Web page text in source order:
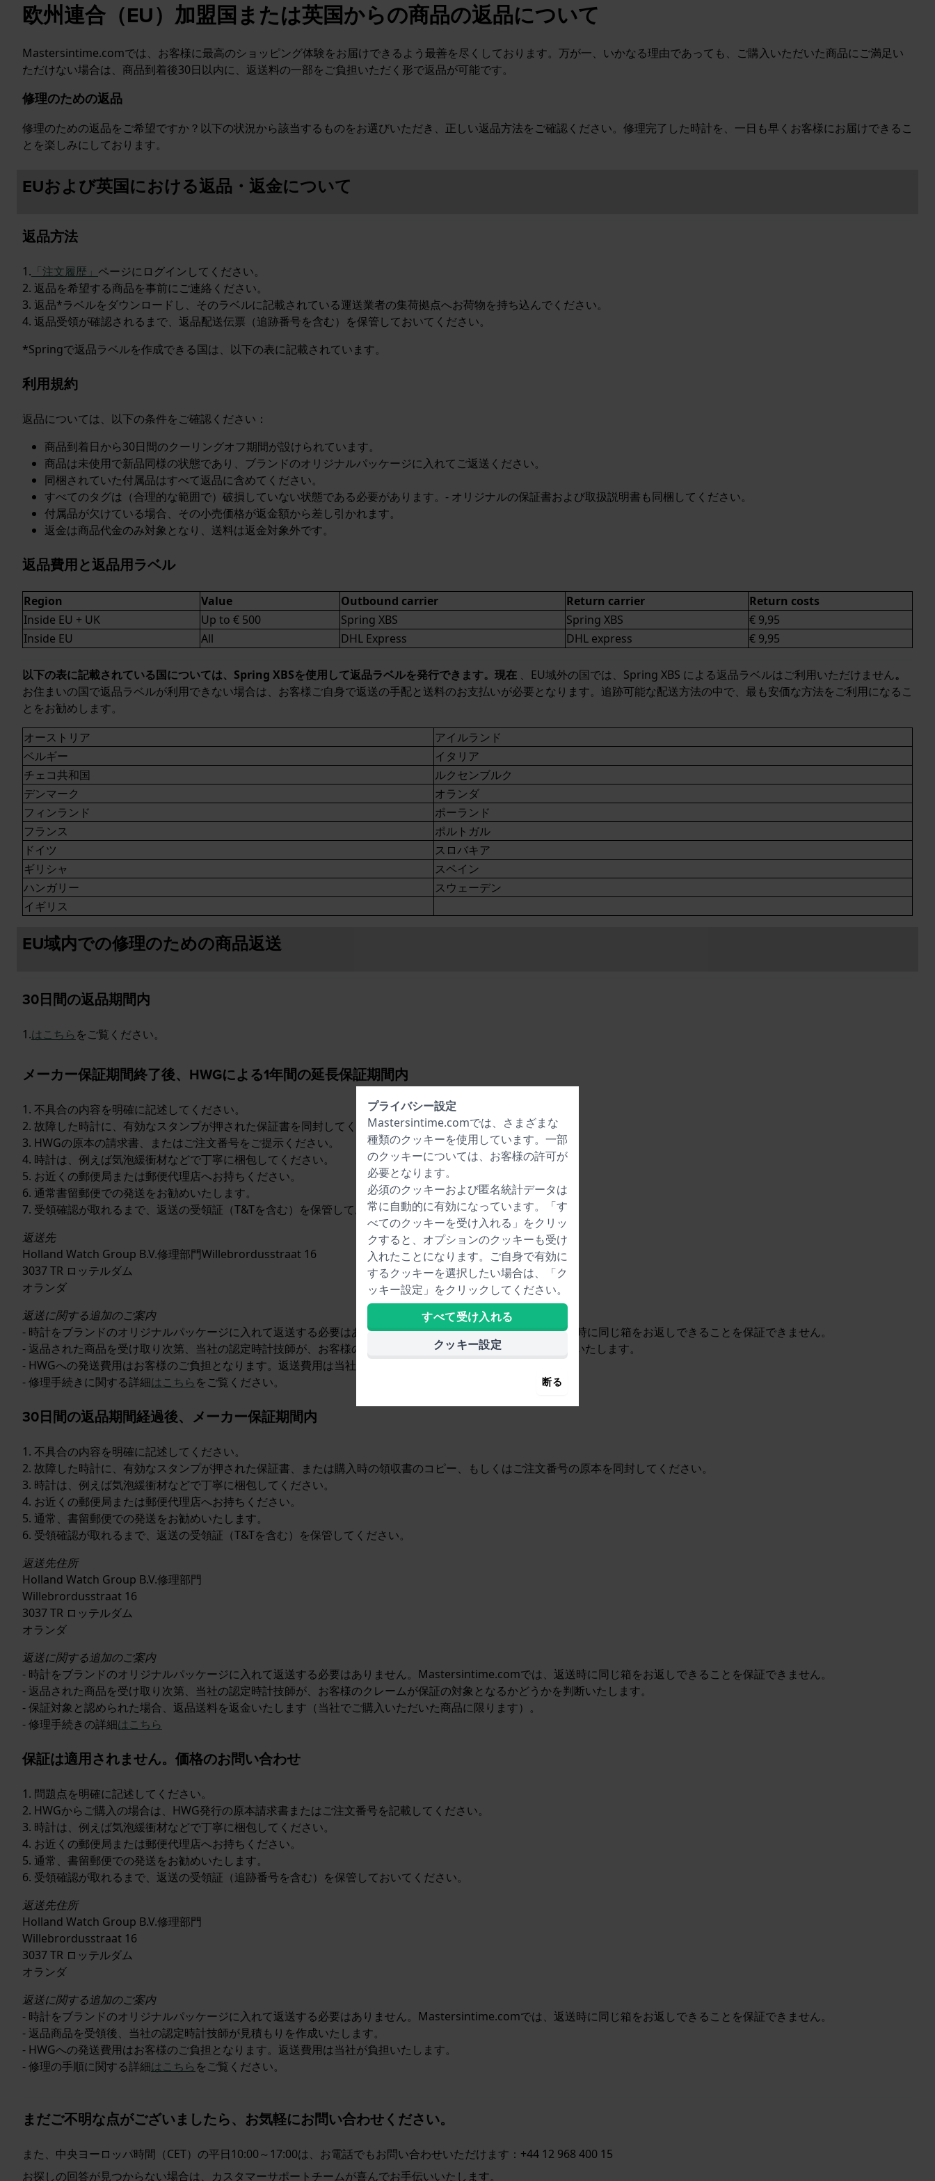
欧州連合（EU）加盟国または英国からの商品の返品について
Mastersintime.comでは、お客様に最高のショッピング体験をお届けできるよう最善を尽くしております。万が一、いかなる理由であっても、ご購入いただいた商品にご満足い
ただけない場合は、商品到着後30日以内に、返送料の一部をご負担いただく形で返品が可能です。
修理のための返品
修理のための返品をご希望ですか？以下の状況から該当するものをお選びいただき、正しい返品方法をご確認ください。修理完了した時計を、一日も早くお客様にお届けできるこ
とを楽しみにしております。
EUおよび英国における返品・返金について
返品方法
1. 「注文履歴」 ページにログインしてください。
2. 返品を希望する商品を事前にご連絡ください。
3. 返品*ラベルをダウンロードし、そのラベルに記載されている運送業者の集荷拠点へお荷物を持ち込んでください。
4. 返品受領が確認されるまで、返品配送伝票（追跡番号を含む）を保管しておいてください。
*Springで返品ラベルを作成できる国は、以下の表に記載されています。
利用規約
返品については、以下の条件をご確認ください：
商品到着日から30日間のクーリングオフ期間が設けられています。
商品は未使用で新品同様の状態であり、ブランドのオリジナルパッケージに入れてご返送ください。
同梱されていた付属品はすべて返品に含めてください。
すべてのタグは（合理的な範囲で）破損していない状態である必要があります。- オリジナルの保証書および取扱説明書も同梱してください。
付属品が欠けている場合、その小売価格が返金額から差し引かれます。
返金は商品代金のみ対象となり、送料は返金対象外です。
返品費用と返品用ラベル
Region Value Outbound carrier Return carrier
Return costs
Inside EU + UK
Up to € 500 Spring XBS Spring XBS
€ 9,95
Inside EU
All DHL Express DHL express € 9,95
以下の表に記載されている国については、Spring XBSを使用して返品ラベルを発行できます。現在 、EU域外の国では、Spring XBS による返品ラベルはご利用いただけません。
お住まいの国で返品ラベルが利用できない場合は、お客様ご自身で返送の手配と送料のお支払いが必要となります。追跡可能な配送方法の中で、最も安価な方法をご利用になるこ
とをお勧めします。
オーストリア
アイルランド
ベルギー
イタリア
チェコ共和国
ルクセンブルク
デンマーク
オランダ
フィンランド
ポーランド
フランス
ポルトガル
ドイツ
スロバキア
ギリシャ
スペイン
ハンガリー
スウェーデン
イギリス
EU域内での修理のための商品返送
30日間の返品期間内
1.はこちら をご覧ください。
メーカー保証期間終了後、HWGによる1年間の延長保証期間内
1. 不具合の内容を明確に記述してください。
2. 故障した時計に、有効なスタンプが押された保証書を同封してください。
3. HWGの原本の請求書、またはご注文番号をご提示ください。
4. 時計は、例えば気泡緩衝材などで丁寧に梱包してください。
5. お近くの郵便局または郵便代理店へお持ちください。
6. 通常書留郵便での発送をお勧めいたします。
7. 受領確認が取れるまで、返送の受領証（T&Tを含む）を保管しておいてください。
返送先
Holland Watch Group B.V.修理部門Willebrordusstraat 16
3037 TR ロッテルダム
オランダ
返送に関する追加のご案内
- 時計をブランドのオリジナルパッケージに入れて返送する必要はありません。Mastersintime.comでは、返送時に同じ箱をお返しできることを保証できません。
- 返品された商品を受け取り次第、当社の認定時計技師が、お客様のご要望が保証の対象となるかどうかを判断いたします。
- HWGへの発送費用はお客様のご負担となります。返送費用は当社が負担いたします。
- 修理手続きに関する詳細はこちら をご覧ください。
30日間の返品期間経過後、メーカー保証期間内
1. 不具合の内容を明確に記述してください。
2. 故障した時計に、有効なスタンプが押された保証書、または購入時の領収書のコピー、もしくはご注文番号の原本を同封してください。
3. 時計は、例えば気泡緩衝材などで丁寧に梱包してください。
4. お近くの郵便局または郵便代理店へお持ちください。
5. 通常、書留郵便での発送をお勧めいたします。
6. 受領確認が取れるまで、返送の受領証（T&Tを含む）を保管してください。
返送先住所
Holland Watch Group B.V.修理部門
Willebrordusstraat 16
3037 TR ロッテルダム
オランダ
返送に関する追加のご案内
- 時計をブランドのオリジナルパッケージに入れて返送する必要はありません。Mastersintime.comでは、返送時に同じ箱をお返しできることを保証できません。
- 返品された商品を受け取り次第、当社の認定時計技師が、お客様のクレームが保証の対象となるかどうかを判断いたします。
- 保証対象と認められた場合、返品送料を返金いたします（当社でご購入いただいた商品に限ります）。
- 修理手続きの詳細はこちら
保証は適用されません。価格のお問い合わせ
1. 問題点を明確に記述してください。
2. HWGからご購入の場合は、HWG発行の原本請求書またはご注文番号を記載してください。
3. 時計は、例えば気泡緩衝材などで丁寧に梱包してください。
4. お近くの郵便局または郵便代理店へお持ちください。
5. 通常、書留郵便での発送をお勧めいたします。
6. 受領確認が取れるまで、返送の受領証（追跡番号を含む）を保管しておいてください。
返送先住所
Holland Watch Group B.V.修理部門
Willebrordusstraat 16
3037 TR ロッテルダム
オランダ
返送に関する追加のご案内
- 時計をブランドのオリジナルパッケージに入れて返送する必要はありません。Mastersintime.comでは、返送時に同じ箱をお返しできることを保証できません。
- 返品商品を受領後、当社の認定時計技師が見積もりを作成いたします。
- HWGへの発送費用はお客様のご負担となります。返送費用は当社が負担いたします。
- 修理の手順に関する詳細はこちら をご覧ください。
まだご不明な点がございましたら、お気軽にお問い合わせください。
また、中央ヨーロッパ時間（CET）の平日10:00～17:00は、お電話でもお問い合わせいただけます：+44 12 968 400 15
お探しの回答が見つからない場合は、カスタマーサポートチームが喜んでお手伝いいたします。
プライバシー設定
Mastersintime.comでは、さまざまな
種類のクッキーを使用しています。一部
のクッキーについては、お客様の許可が
必要となります。
必須のクッキーおよび匿名統計データは
常に自動的に有効になっています。「す
べてのクッキーを受け入れる」をクリッ
クすると、オプションのクッキーも受け
入れたことになります。ご自身で有効に
するクッキーを選択したい場合は、「ク
ッキー設定」をクリックしてください。
すべて受け入れる
クッキー設定
断る